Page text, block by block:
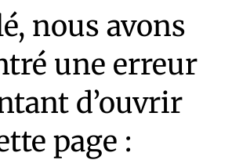
nous avons
une erreur
d’ouvrir
page :